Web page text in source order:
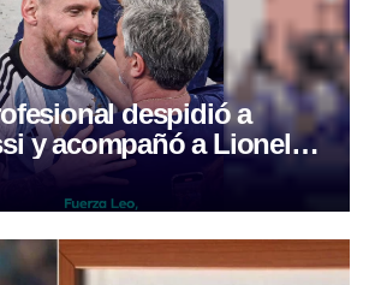
despidió a
y acompañó a Lionel
de su padre